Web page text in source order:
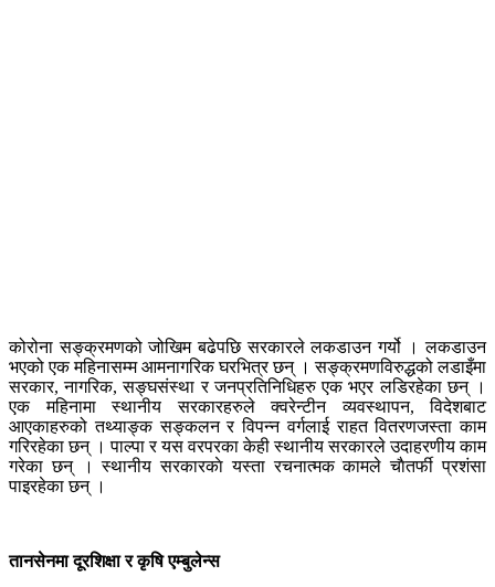
कोरोना सङ्क्रमणको जोखिम बढेपछि सरकारले लकडाउन गर्यो । लकडाउन
भएको एक महिनासम्म आमनागरिक घरभित्र छन् । सङ्क्रमणविरुद्धको लडाइँमा
सरकार, नागरिक, सङ्घसंस्था र जनप्रतिनिधिहरु एक भएर लडिरहेका छन् ।
एक महिनामा स्थानीय सरकारहरुले क्वरेन्टीन व्यवस्थापन, विदेशबाट
आएकाहरुको तथ्याङ्क सङ्कलन र विपन्न वर्गलाई राहत वितरणजस्ता काम
गरिरहेका छन् । पाल्पा र यस वरपरका केही स्थानीय सरकारले उदाहरणीय काम
गरेका छन् । स्थानीय सरकारकाे यस्ता रचनात्मक कामले चाैतर्फी प्रशंसा
पाइरहेका छन् ।
तानसेनमा दूरशिक्षा र कृषि एम्बुलेन्स